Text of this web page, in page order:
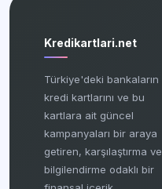
Kredikartlari.net
Türkiye'deki bankaların
kredi kartlarını ve bu
kartlara ait güncel
kampanyaları bir araya
getiren, karşılaştırma ve
bilgilendirme odaklı bir